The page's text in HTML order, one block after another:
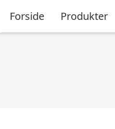
Forside Produkter